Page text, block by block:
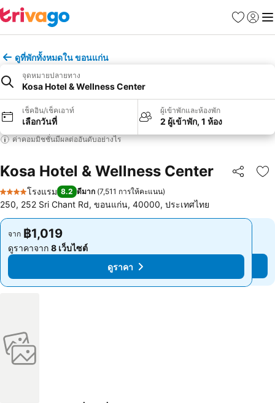
รายการโป
เข้าสู่ร
เมนู
ดูที่พักทั้งหมดใน ขอนแก่น
จุดหมายปลายทาง
Kosa Hotel & Wellness Center
เช็คอิน/เช็คเอาท์
เลือกวันที่
ผู้เข้าพักและห้องพัก
2 ผู้เข้าพัก, 1 ห้อง
ค่าคอมมิชชั่นมีผลต่ออันดับอย่างไร
Kosa Hotel & Wellness Center แชร์
เ
4 ดาว
โรงแรม 8.2 ดีมาก (7,511 การให้คะแนน)
250, 252 Sri Chant Rd, ขอนแก่น, 40000, ประเทศไทย
จาก ฿1,019
ดูราคาจาก 8 เว็บไซต์
ดูราคา
จาก ฿1,019
ดูราคาจาก 8 เว็บไซต์
ดูราคา